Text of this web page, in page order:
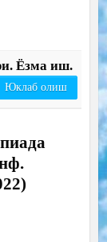
Ёзма иш.
Юклаб олиш